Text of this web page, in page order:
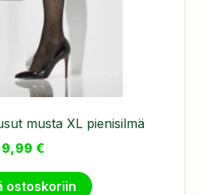
musta XL pienisilmä
9,99 €
ostoskoriin